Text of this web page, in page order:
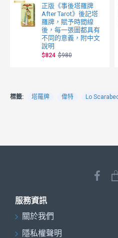
正版《事後塔羅牌
After Tarot》後記塔
羅牌，賦予時間線
後，每一張圖都具有
不同的意義，附中文
說明
$824 $980
標籤: 塔羅牌 偉特 Lo
服務資訊
關於我們
隱私權聲明